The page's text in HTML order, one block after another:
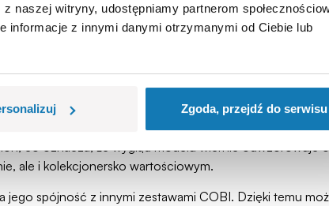
naszej witryny, udostępniamy partnerom
informacje z innymi danymi otrzymanymi od Ciebie lub
Zgoda, przejdź do serwisu
zespołów akrobacyjnych na świecie. Historia
m.in. na pokładzie Alpha Jetów.
niemieckiej w latach 70. XX wieku. Był
zarówno do szkolenia pilotów, jak i podczas
co oznacza, że wygląd modelu wiernie odwzorowuje
ale i kolekcjonersko wartościowym.
spójność z innymi zestawami COBI. Dzięki temu